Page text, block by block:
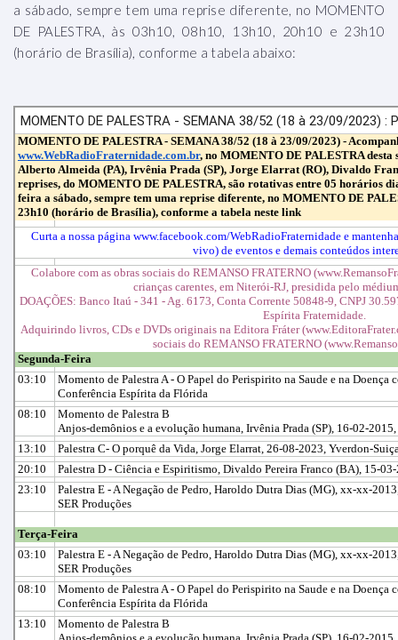
a sábado, sempre tem uma reprise diferente, no MOMENTO
DE PALESTRA, às 03h10, 08h10, 13h10, 20h10 e 23h10
(horário de Brasília), conforme a tabela abaixo: